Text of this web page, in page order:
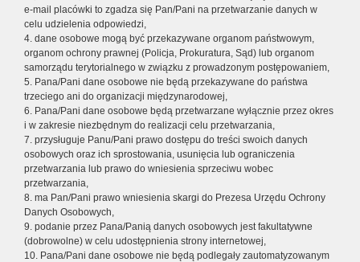
e-mail placówki to zgadza się Pan/Pani na przetwarzanie danych w
celu udzielenia odpowiedzi,
4. dane osobowe mogą być przekazywane organom państwowym,
organom ochrony prawnej (Policja, Prokuratura, Sąd) lub organom
samorządu terytorialnego w związku z prowadzonym postępowaniem,
5. Pana/Pani dane osobowe nie będą przekazywane do państwa
trzeciego ani do organizacji międzynarodowej,
6. Pana/Pani dane osobowe będą przetwarzane wyłącznie przez okres
i w zakresie niezbędnym do realizacji celu przetwarzania,
7. przysługuje Panu/Pani prawo dostępu do treści swoich danych
osobowych oraz ich sprostowania, usunięcia lub ograniczenia
przetwarzania lub prawo do wniesienia sprzeciwu wobec
przetwarzania,
8. ma Pan/Pani prawo wniesienia skargi do Prezesa Urzędu Ochrony
Danych Osobowych,
9. podanie przez Pana/Panią danych osobowych jest fakultatywne
(dobrowolne) w celu udostępnienia strony internetowej,
10. Pana/Pani dane osobowe nie będą podlegały zautomatyzowanym